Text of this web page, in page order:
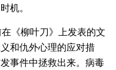
机。
《柳叶刀》上发表的文
和仇外心理的应对措
事件中拯救出来。病毒